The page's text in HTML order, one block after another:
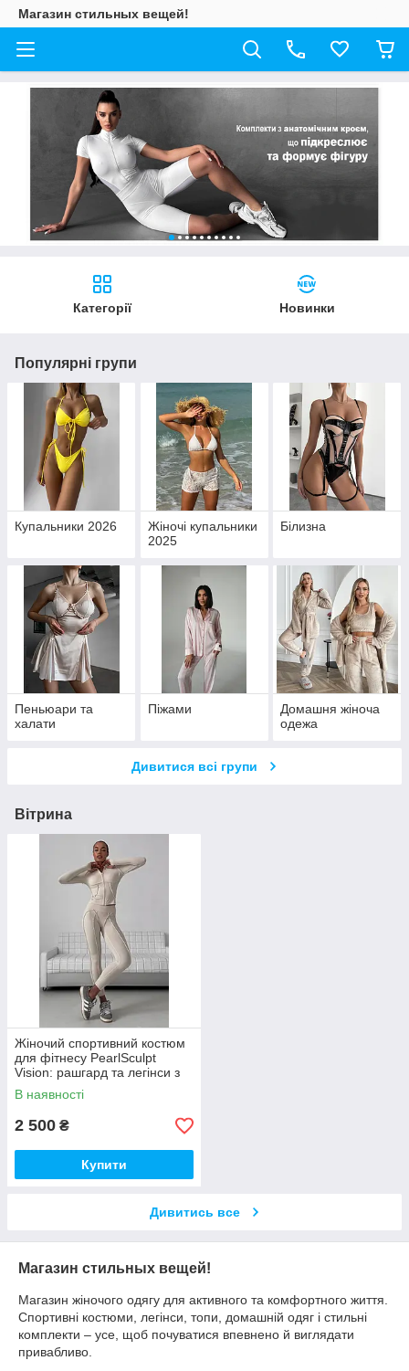
Магазин стильных вещей!
Категорії Новинки
Популярні групи
Купальники 2026
Жіночі купальники
2025
Білизна
Пеньюари та
халати
Піжами
Домашня жіноча
одежа
Дивитися всі групи
Вітрина
Жіночий спортивний костюм
для фітнесу PearlSculpt
Vision: рашгард та легінси з
ефектом пуш-ап
В наявності
2 500 ₴
Купити
Дивитись все
Магазин стильных вещей!
Магазин жіночого одягу для активного та комфортного життя.
Спортивні костюми, легінси, топи, домашній одяг і стильні
комплекти – усе, щоб почуватися впевнено й виглядати
привабливо.